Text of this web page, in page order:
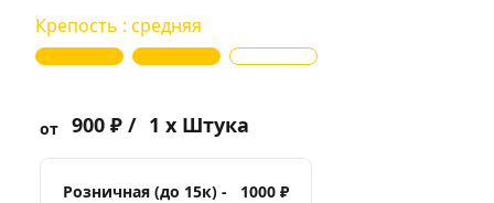
Крепость : средняя
от 900 ₽ / 1 x Штука
Розничная (до 15к) -
1000 ₽